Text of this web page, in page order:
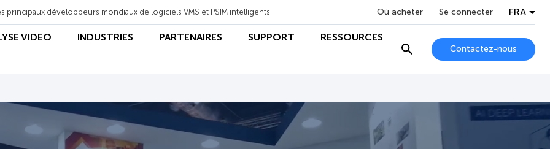
principaux développeurs mondiaux de logiciels VMS et PSIM intelligents Où acheter Se connecter FRA
VIDEO INDUSTRIES PARTENAIRES SUPPORT RESSOURCES
Contactez-nous